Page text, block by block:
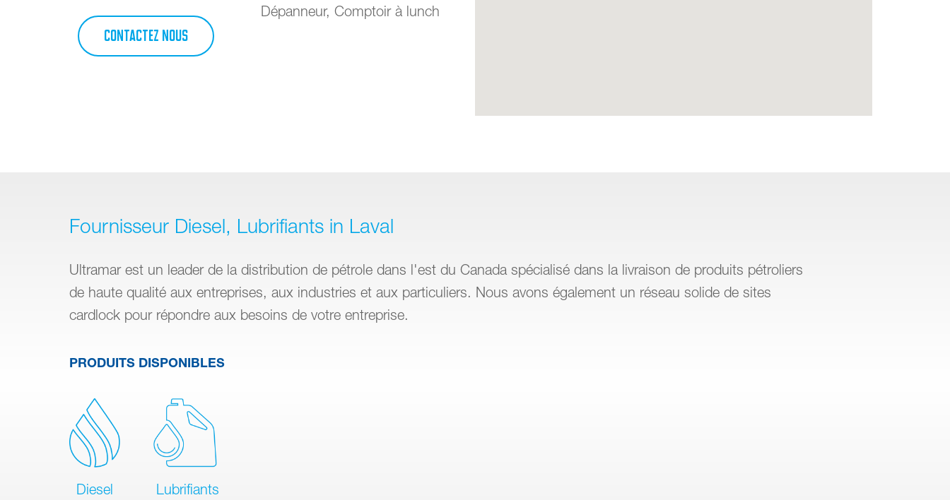
CONTACTEZ NOUS
Dépanneur, Comptoir à lunch
Fournisseur Diesel, Lubrifiants in Laval
Ultramar est un leader de la distribution de pétrole dans l'est du Canada spécialisé dans la livraison de produits pétroliers
de haute qualité aux entreprises, aux industries et aux particuliers. Nous avons également un réseau solide de sites
cardlock pour répondre aux besoins de votre entreprise.
PRODUITS DISPONIBLES
Diesel Lubrifiants